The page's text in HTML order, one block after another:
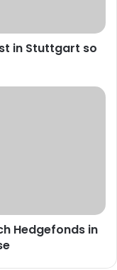
in Stuttgart so
Hedgefonds in